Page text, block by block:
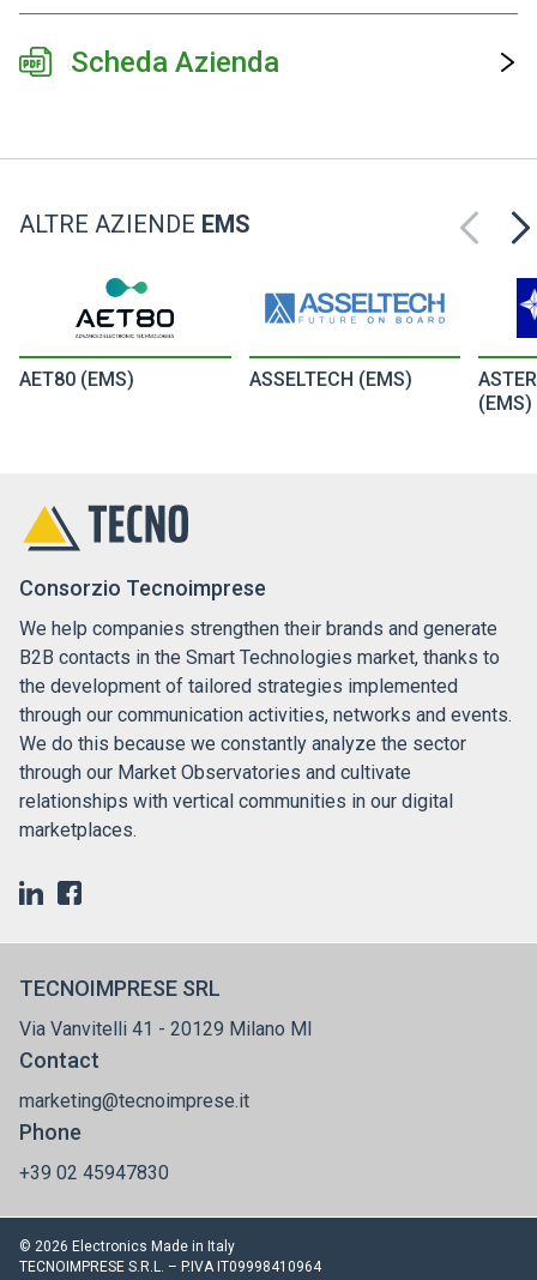
Scheda Azienda
ALTRE AZIENDE EMS
AET80 (EMS) ASSELTECH (EMS)
(EMS)
Consorzio Tecnoimprese
We help companies strengthen their brands and generate
B2B contacts in the Smart Technologies market, thanks to
the development of tailored strategies implemented
through our communication activities, networks and events.
We do this because we constantly analyze the sector
through our Market Observatories and cultivate
relationships with vertical communities in our digital
marketplaces.
TECNOIMPRESE SRL
Via Vanvitelli 41 - 20129 Milano MI
Contact
marketing@tecnoimprese.it
Phone
+39 02 45947830
© 2026 Electronics Made in Italy
TECNOIMPRESE S.R.L. – P.IVA IT09998410964